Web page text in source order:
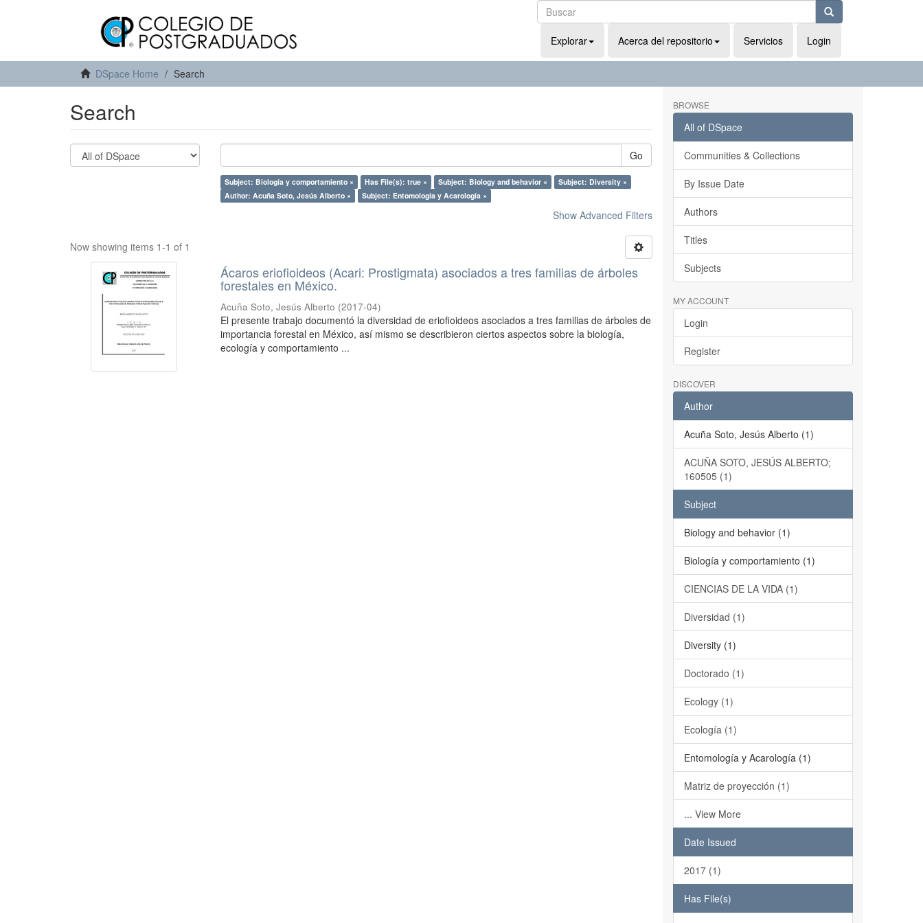
Explorar Acerca del repositorio Servicios Login
DSpace Home Search
Search
Go
Subject: Biología y comportamiento × Has File(s): true × Subject: Biology and behavior ×
Subject: Diversity ×
Author: Acuña Soto, Jesús Alberto ×
Subject: Entomología y Acarología ×
Show Advanced Filters
Now showing items 1-1 of 1
Ácaros eriofioideos (Acari: Prostigmata) asociados a tres familias de árboles
forestales en México.
Acuña Soto, Jesús Alberto (2017-04)
El presente trabajo documentó la diversidad de eriofioideos asociados a tres familias de árboles de
importancia forestal en México, así mismo se describieron ciertos aspectos sobre la biología,
ecología y comportamiento ...
BROWSE
All of DSpace
Communities & Collections
By Issue Date
Authors
Titles
Subjects
MY ACCOUNT
Login
Register
DISCOVER
Author
Acuña Soto, Jesús Alberto (1)
ACUÑA SOTO, JESÚS ALBERTO;
160505 (1)
Subject
Biology and behavior (1)
Biología y comportamiento (1)
CIENCIAS DE LA VIDA (1)
Diversidad (1)
Diversity (1)
Doctorado (1)
Ecology (1)
Ecología (1)
Entomología y Acarología (1)
Matriz de proyección (1)
... View More
Date Issued
2017 (1)
Has File(s)